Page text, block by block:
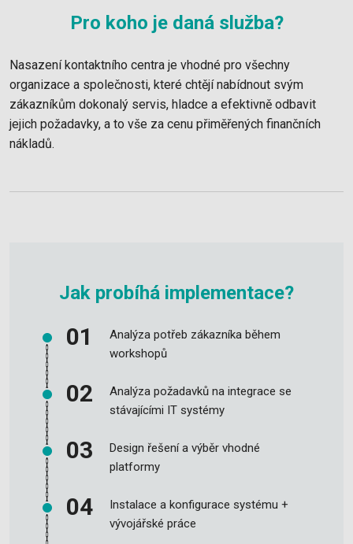
Pro koho je daná služba?
Nasazení kontaktního centra je vhodné pro všechny
organizace a společnosti, které chtějí nabídnout svým
zákazníkům dokonalý servis, hladce a efektivně odbavit
jejich požadavky, a to vše za cenu přiměřených finančních
nákladů.
Jak probíhá implementace?
Analýza potřeb zákazníka během
workshopů
Analýza požadavků na integrace se
stávajícími IT systémy
Design řešení a výběr vhodné
platformy
Instalace a konfigurace systému +
vývojářské práce